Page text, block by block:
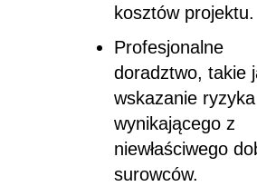
kosztów projektu.
Profesjonalne
doradztwo, takie
wskazanie ryzyka
wynikającego z
niewłaściwego
surowców.